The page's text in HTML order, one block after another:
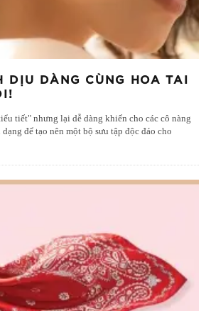
DỊU DÀNG CÙNG HOA TAI
tiết" nhưng lại dễ dàng khiến cho các cô nàng
để tạo nên một bộ sưu tập độc đáo cho